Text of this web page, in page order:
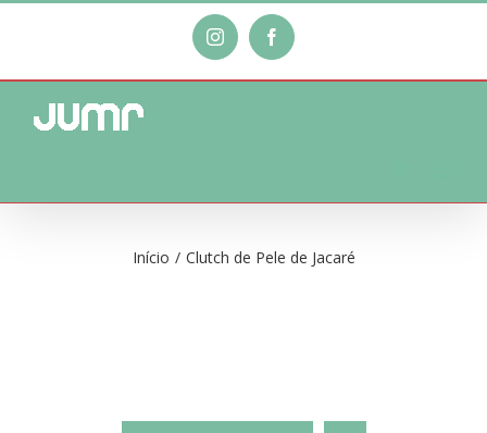
o
conteúdo
Instagram Facebook
Início / Clutch de Pele de Jacaré